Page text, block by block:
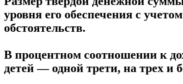
уровня его обеспечения с
обстоятельств.
В процентном соотношении к
детей — одной трети, на трех и